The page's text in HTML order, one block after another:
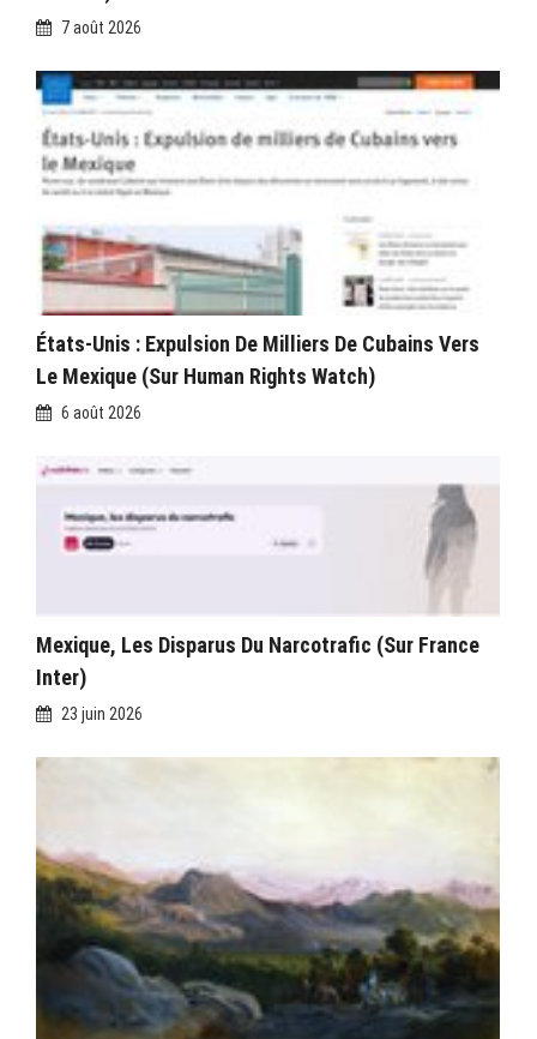
7 août 2026
États-Unis : Expulsion De Milliers De Cubains Vers
Le Mexique (sur Human Rights Watch)
6 août 2026
Mexique, Les Disparus Du Narcotrafic (sur France
Inter)
23 juin 2026